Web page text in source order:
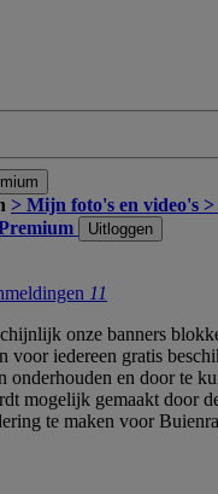
Premium
> Mijn foto's en video's
Uitloggen
11
onze banners
voor iedereen gratis
onderhouden en door te
mogelijk gemaakt door
te maken voor